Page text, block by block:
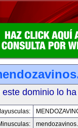
dominio lo